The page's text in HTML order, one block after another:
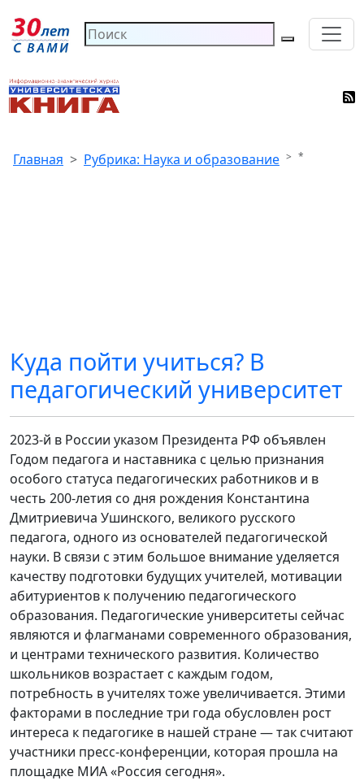
Главная Рубрика: Наука и образование *
Куда пойти учиться? В
педагогический университет
2023-й в России указом Президента РФ объявлен
Годом педагога и наставника с целью признания
особого статуса педагогических работников и в
честь 200-летия со дня рождения Константина
Дмитриевича Ушинского, великого русского
педагога, одного из основателей педагогической
науки. В связи с этим большое внимание уделяется
качеству подготовки будущих учителей, мотивации
абитуриентов к получению педагогического
образования. Педагогические университеты сейчас
являются и флагманами современного образования,
и центрами технического развития. Количество
школьников возрастает с каждым годом,
потребность в учителях тоже увеличивается. Этими
факторами в последние три года обусловлен рост
интереса к педагогике в нашей стране — так считают
участники пресс-конференции, которая прошла на
площадке МИА «Россия сегодня».